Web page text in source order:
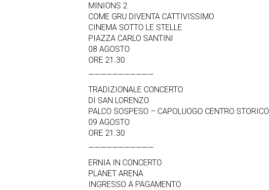
MINIONS 2
COME GRU DIVENTA CATTIVISSIMO
CINEMA SOTTO LE STELLE
PIAZZA CARLO SANTINI
08 AGOSTO
ORE 21.30
———————————
TRADIZIONALE CONCERTO
DI SAN LORENZO
PALCO SOSPESO – CAPOLUOGO CENTRO STORICO
09 AGOSTO
ORE 21.30
———————————
ERNIA IN CONCERTO
PLANET ARENA
INGRESSO A PAGAMENTO